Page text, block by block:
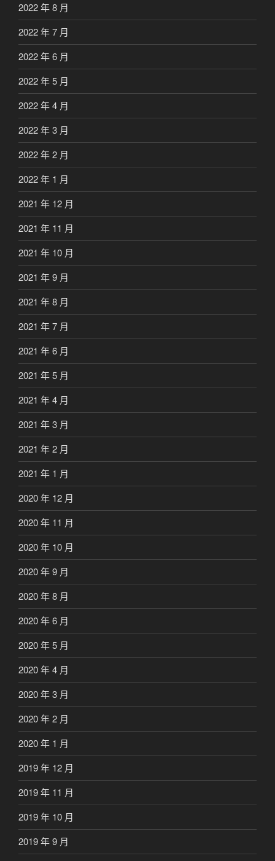
2022 年 8 月
2022 年 7 月
2022 年 6 月
2022 年 5 月
2022 年 4 月
2022 年 3 月
2022 年 2 月
2022 年 1 月
2021 年 12 月
2021 年 11 月
2021 年 10 月
2021 年 9 月
2021 年 8 月
2021 年 7 月
2021 年 6 月
2021 年 5 月
2021 年 4 月
2021 年 3 月
2021 年 2 月
2021 年 1 月
2020 年 12 月
2020 年 11 月
2020 年 10 月
2020 年 9 月
2020 年 8 月
2020 年 6 月
2020 年 5 月
2020 年 4 月
2020 年 3 月
2020 年 2 月
2020 年 1 月
2019 年 12 月
2019 年 11 月
2019 年 10 月
2019 年 9 月